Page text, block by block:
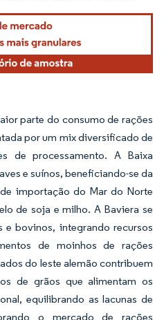
parte do consumo de rações
por um mix diversificado de
de processamento. A Baixa
e suínos, beneficiando-se da
importação do Mar do Norte
de soja e milho. A Baviera se
bovinos, integrando recursos
de moinhos de rações
do leste alemão contribuem
de grãos que alimentam os
equilibrando as lacunas de
o mercado de rações